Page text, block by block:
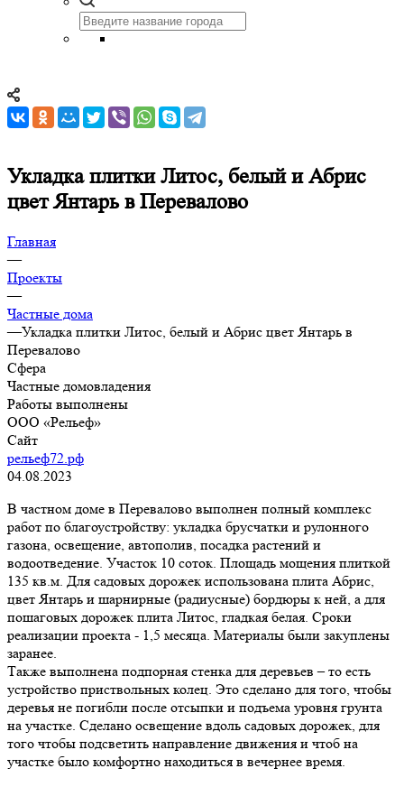
Укладка плитки Литос, белый и Абрис
цвет Янтарь в Перевалово
Главная
—
Проекты
—
Частные дома
—Укладка плитки Литос, белый и Абрис цвет Янтарь в
Перевалово
Сфера
Частные домовладения
Работы выполнены
ООО «Рельеф»
Сайт
рельеф72.рф
04.08.2023
В частном доме в Перевалово выполнен полный комплекс
работ по благоустройству: укладка брусчатки и рулонного
газона, освещение, автополив, посадка растений и
водоотведение. Участок 10 соток. Площадь мощения плиткой
135 кв.м. Для садовых дорожек использована плита Абрис,
цвет Янтарь и шарнирные (радиусные) бордюры к ней, а для
пошаговых дорожек плита Литос, гладкая белая. Сроки
реализации проекта - 1,5 месяца. Материалы были закуплены
заранее.
Также выполнена подпорная стенка для деревьев – то есть
устройство приствольных колец. Это сделано для того, чтобы
деревья не погибли после отсыпки и подъема уровня грунта
на участке. Сделано освещение вдоль садовых дорожек, для
того чтобы подсветить направление движения и чтоб на
участке было комфортно находиться в вечернее время.